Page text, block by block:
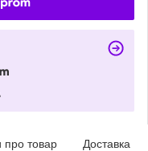
про товар Доставка